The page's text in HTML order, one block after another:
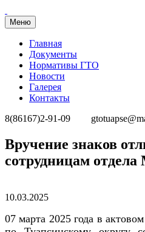
Меню
Главная
Документы
Нормативы ГТО
Новости
Галерея
Контакты
8(86167)2-91-09
Перейти
к
содержимому
Вручение знаков
сотрудницам
Опубликовано
10.03.2025
07 марта 2025 года в